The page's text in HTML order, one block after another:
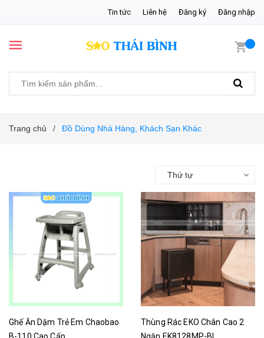
Tin tức Liên hệ Đăng ký Đăng nhập
Trang chủ / Đồ Dùng Nhà Hàng, Khách Sạn Khác
Thứ tự
Ghế Ăn Dặm Trẻ Em Chaobao
Thùng Rác EKO Chân Cao 2